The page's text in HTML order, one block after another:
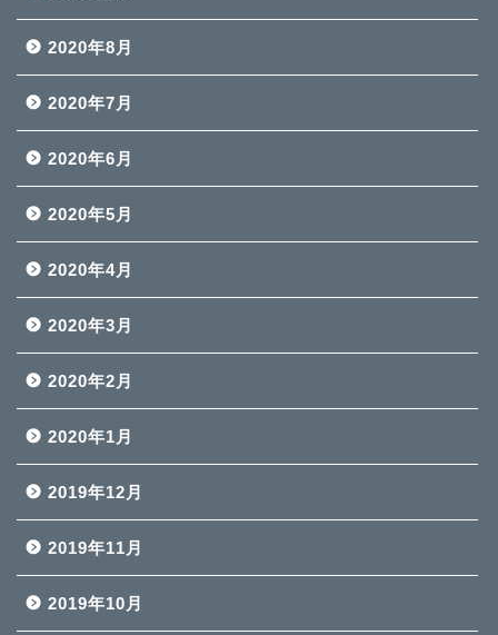
2020年8月
2020年7月
2020年6月
2020年5月
2020年4月
2020年3月
2020年2月
2020年1月
2019年12月
2019年11月
2019年10月